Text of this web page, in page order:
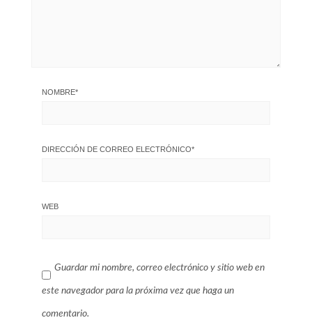
NOMBRE*
DIRECCIÓN DE CORREO ELECTRÓNICO*
WEB
Guardar mi nombre, correo electrónico y sitio web en
este navegador para la próxima vez que haga un
comentario.